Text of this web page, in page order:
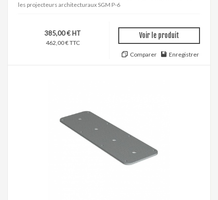
les projecteurs architecturaux SGM P-6
385,00 € HT
462,00 € TTC
Voir le produit
Comparer Enregistrer